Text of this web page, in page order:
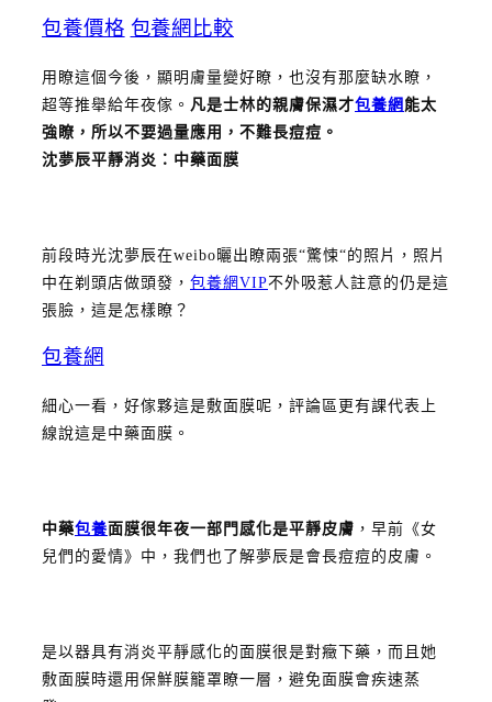
包養價格 包養網比較
用瞭這個今後，顯明膚量變好瞭，也沒有那麼缺水瞭，
超等推舉給年夜傢。 凡是士林的親膚保濕才包養網 能太
強瞭，所以不要過量應用，不難長痘痘。
沈夢辰平靜消炎： 中藥面膜
前段時光沈夢辰在weibo曬出瞭兩張“驚悚“的照片，照片
中在剃頭店做頭發， 包養網VIP不外吸惹人註意的仍是這
張臉，這是怎樣瞭？
包養網
細心一看，好傢夥這是敷面膜呢，評論區更有課代表上
線說這是中藥面膜。
中藥包養面膜很年夜一部門感化是平靜皮膚 ，早前《女
兒們的愛情》中，我們也了解夢辰是會長痘痘的皮膚。
是以器具有消炎平靜感化的面膜很是對癥下藥，而且她
敷面膜時還用保鮮膜籠罩瞭一層，避免面膜會疾速蒸